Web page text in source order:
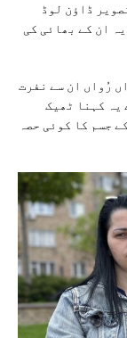
ڈاؤن لوڈ
ان کے بھائی کی
رُواں ان سے نفرت
یہ کہنا ٹھیک
جسم کا کوئی حصہ